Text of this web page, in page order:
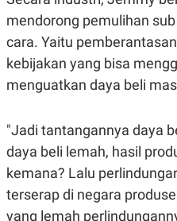
mendorong pemulihan
cara. Yaitu
kebijakan yang bisa
menguatkan daya beli
"Jadi tantangannya daya
daya beli lemah, hasil
kemana? Lalu
terserap di negara
yang lemah